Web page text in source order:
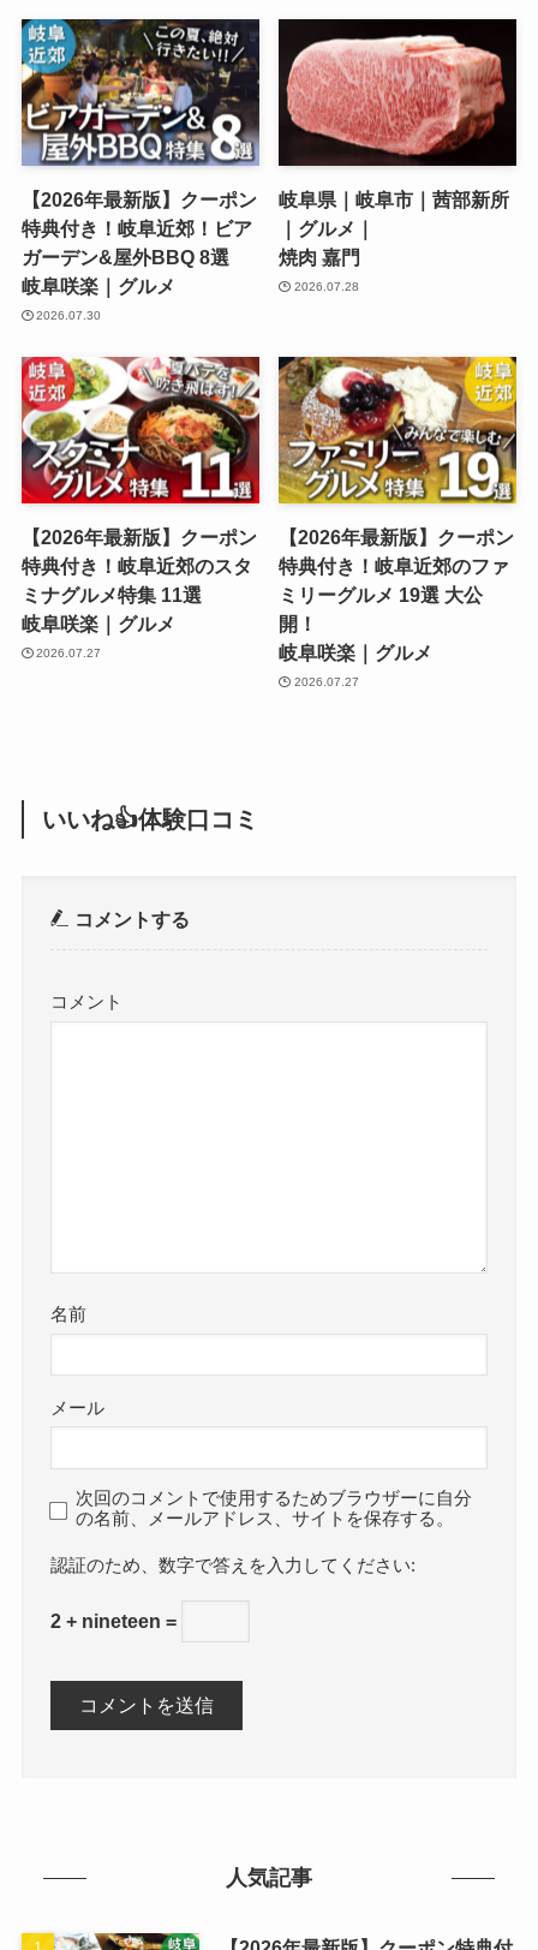
【2026年最新版】クーポン
特典付き！岐阜近郊！ビア
ガーデン&屋外BBQ 8選
岐阜咲楽｜グルメ
2026.07.30
岐阜県｜岐阜市｜茜部新所
｜グルメ｜
焼肉 嘉門
2026.07.28
【2026年最新版】クーポン
特典付き！岐阜近郊のスタ
ミナグルメ特集 11選
岐阜咲楽｜グルメ
2026.07.27
【2026年最新版】クーポン
特典付き！岐阜近郊のファ
ミリーグルメ 19選 大公
開！
岐阜咲楽｜グルメ
2026.07.27
いいね👍体験口コミ
コメントする
コメント
名前
メール
次回のコメントで使用するためブラウザーに自分
の名前、メールアドレス、サイトを保存する。
数字で答えを入力してください:
2 + nineteen =
人気記事